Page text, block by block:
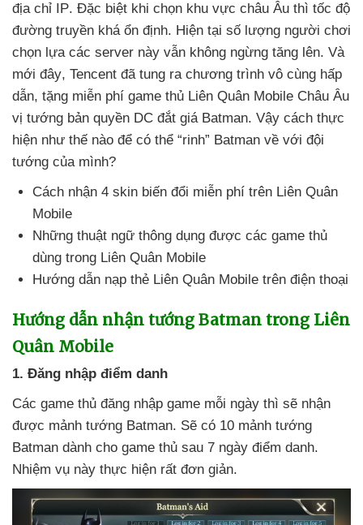
địa chỉ IP. Đặc biệt khi chọn khu vực châu Âu thì tốc độ
đường truyền khá ổn định. Hiện tại số lượng người chơi
chọn lựa các server này vẫn không ngừng tăng lên. Và
mới đây, Tencent đã tung ra chương trình vô cùng hấp
dẫn, tặng miễn phí game thủ Liên Quân Mobile Châu Âu
vị tướng bản quyền DC đắt giá Batman. Vậy cách thực
hiện như thế nào để có thể “rinh” Batman về với đội
tướng của mình?
Cách nhận 4 skin biến đổi miễn phí trên Liên Quân
Mobile
Những thuật ngữ thông dụng được các game thủ
dùng trong Liên Quân Mobile
Hướng dẫn nạp thẻ Liên Quân Mobile trên điện thoại
Hướng dẫn nhận tướng Batman trong Liên
Quân Mobile
1. Đăng nhập điểm danh
Các game thủ đăng nhập game mỗi ngày thì sẽ nhận
được mảnh tướng Batman. Sẽ có 10 mảnh tướng
Batman dành cho game thủ sau 7 ngày điểm danh.
Nhiệm vụ này thực hiện rất đơn giản.